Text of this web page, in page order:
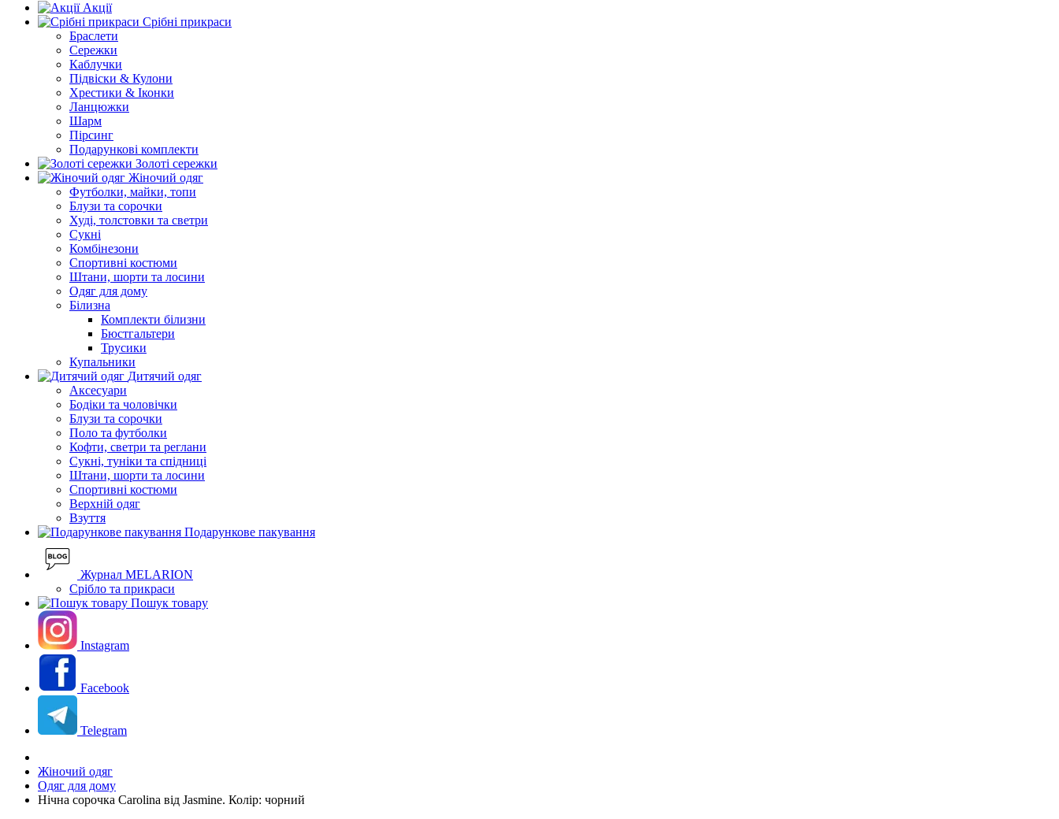
Акції
Срібні прикраси
Браслети
Сережки
Каблучки
Підвіски & Кулони
Хрестики & Іконки
Ланцюжки
Шарм
Пірсинг
Подарункові комплекти
Золоті сережки
Жіночий одяг
Футболки, майки, топи
Блузи та сорочки
Худі, толстовки та светри
Сукні
Комбінезони
Спортивні костюми
Штани, шорти та лосини
Одяг для дому
Білизна
Комплекти білизни
Бюстгальтери
Трусики
Купальники
Дитячий одяг
Аксесуари
Бодіки та чоловічки
Блузи та сорочки
Поло та футболки
Кофти, светри та реглани
Сукні, туніки та спідниці
Штани, шорти та лосини
Спортивні костюми
Верхній одяг
Взуття
Подарункове пакування
Журнал MELARION
Срібло та прикраси
Пошук товару
Instagram
Facebook
Telegram
Жіночий одяг
Одяг для дому
Нічна сорочка Carolina від Jasmine. Колір: чорний